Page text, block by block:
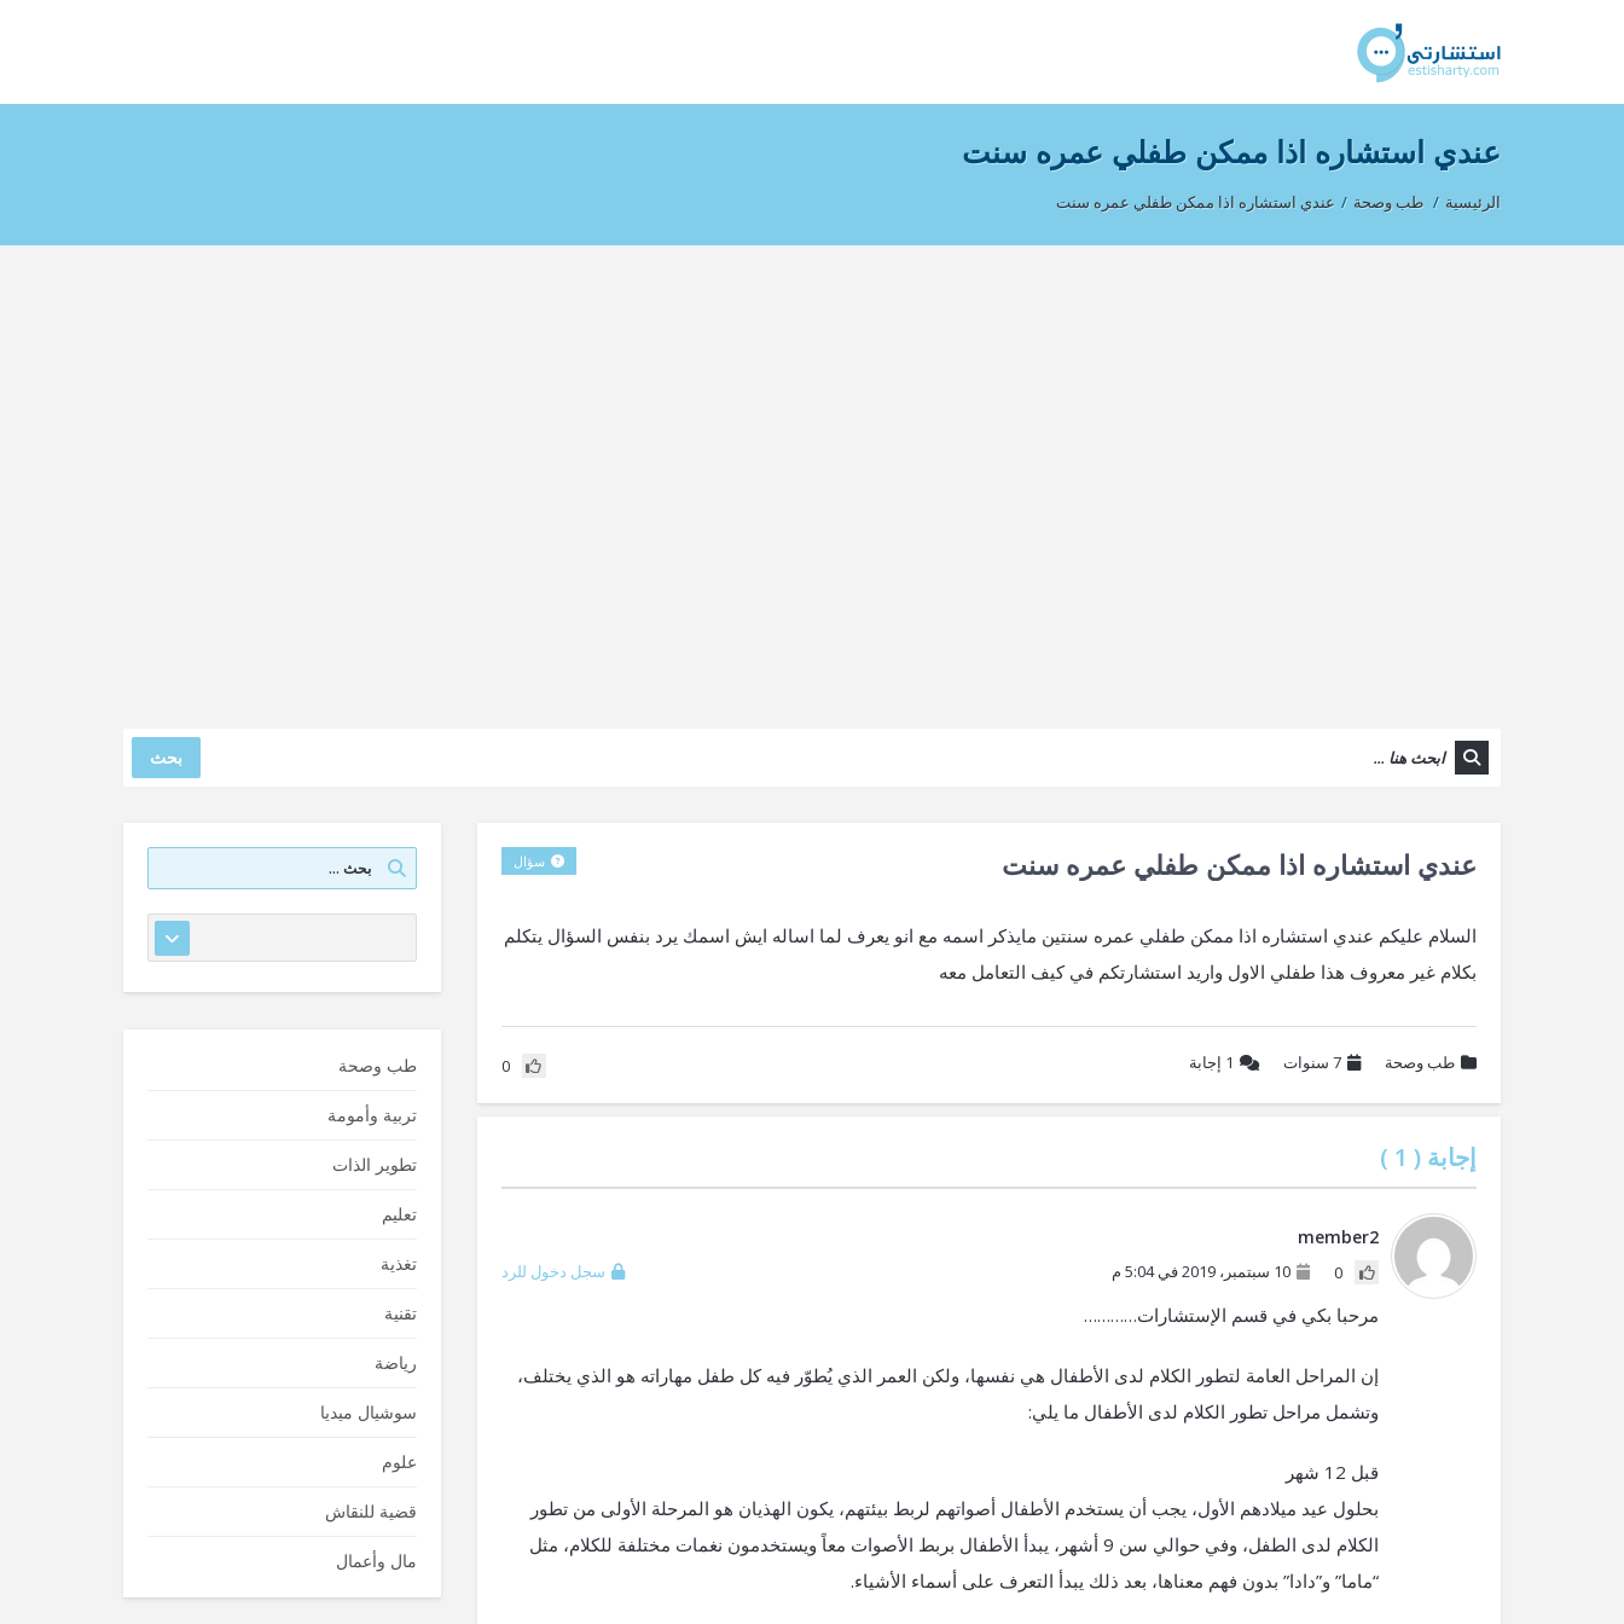
عندي استشاره اذا ممكن طفلي عمره سنت
الرئيسية / طب وصحة / عندي استشاره اذا ممكن طفلي عمره سنت
بحث
عندي استشاره اذا ممكن طفلي عمره سنت سؤال
السلام عليكم عندي استشاره اذا ممكن طفلي عمره سنتين مايذكر اسمه مع انو يعرف لما اساله ايش اسمك يرد بنفس السؤال يتكلم
بكلام غير معروف هذا طفلي الاول واريد استشارتكم في كيف التعامل معه
طب وصحة 7 سنوات 1 إجابة 0
إجابة ( 1
)
member2
0 10 سبتمبر، 2019 في 5:04 م سجل دخول للرد
مرحبا بكي في قسم الإستشارات…………
إن المراحل العامة لتطور الكلام لدى الأطفال هي نفسها، ولكن العمر الذي يُطوّر فيه كل طفل مهاراته هو الذي يختلف،
وتشمل مراحل تطور الكلام لدى الأطفال ما يلي:
قبل 12 شهر
بحلول عيد ميلادهم الأول، يجب أن يستخدم الأطفال أصواتهم لربط بيئتهم، يكون الهذيان هو المرحلة الأولى من تطور
الكلام لدى الطفل، وفي حوالي سن 9 أشهر، يبدأ الأطفال بربط الأصوات معاً ويستخدمون نغمات مختلفة للكلام، مثل
“ماما” و”دادا” بدون فهم معناها، بعد ذلك يبدأ التعرف على أسماء الأشياء.
طب وصحة
تربية وأمومة
تطوير الذات
تعليم
تغذية
تقنية
رياضة
سوشيال ميديا
علوم
قضية للنقاش
مال وأعمال